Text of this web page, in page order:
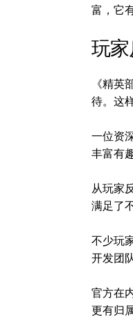
富，它
玩
《精
待。这
一位资
丰富有
从玩家
满足了
不少玩
开发团
官方在
更有归